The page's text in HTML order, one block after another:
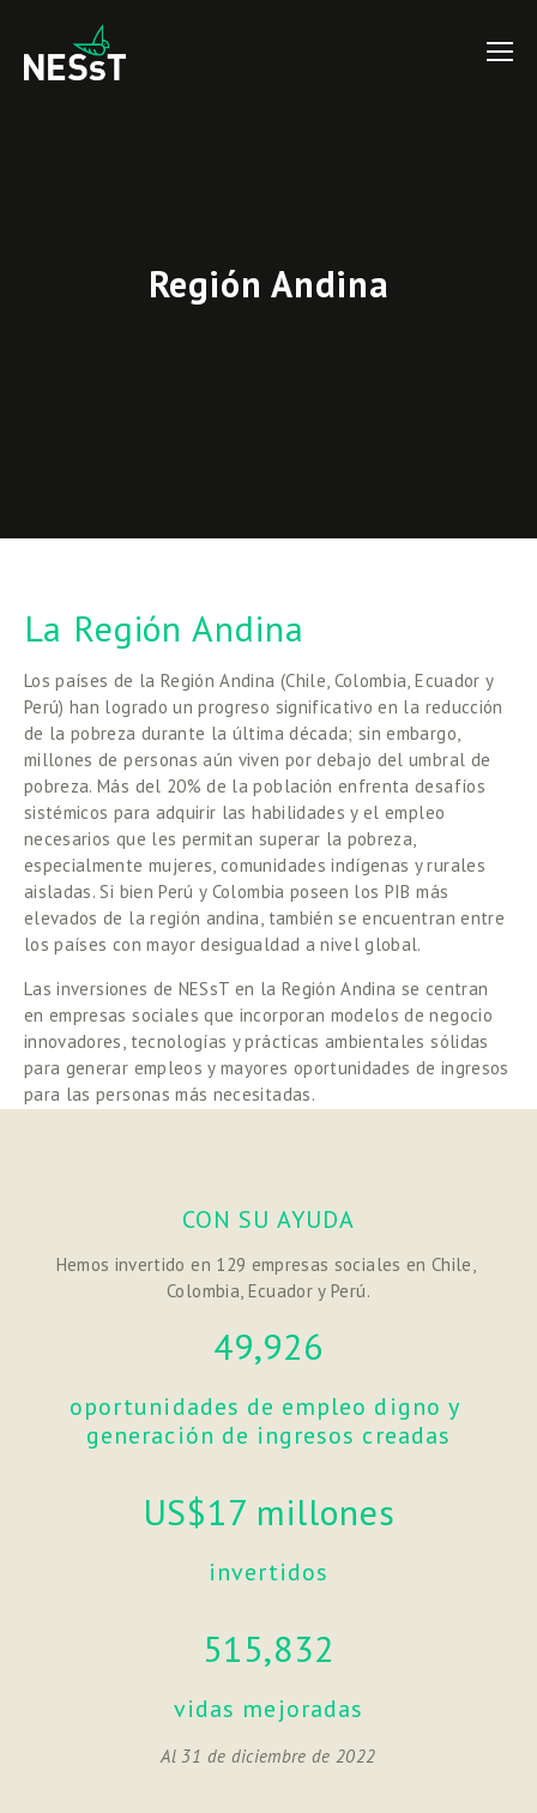
Región Andina
La Región Andina
Los países de la Región Andina (Chile, Colombia, Ecuador y
Perú) han logrado un progreso significativo en la reducción
de la pobreza durante la última década; sin embargo,
millones de personas aún viven por debajo del umbral de
pobreza. Más del 20% de la población enfrenta desafíos
sistémicos para adquirir las habilidades y el empleo
necesarios que les permitan superar la pobreza,
especialmente mujeres, comunidades indígenas y rurales
aisladas. Si bien Perú y Colombia poseen los PIB más
elevados de la región andina, también se encuentran entre
los países con mayor desigualdad a nivel global.
Las inversiones de NESsT en la Región Andina se centran
en empresas sociales que incorporan modelos de negocio
innovadores, tecnologías y prácticas ambientales sólidas
para generar empleos y mayores oportunidades de ingresos
para las personas más necesitadas.
CON SU AYUDA
Hemos invertido en 129 empresas sociales en Chile,
Colombia, Ecuador y Perú.
49,926
oportunidades de empleo digno y
generación de ingresos creadas
US$17 millones
invertidos
515,832
vidas mejoradas
Al 31 de diciembre de 2022